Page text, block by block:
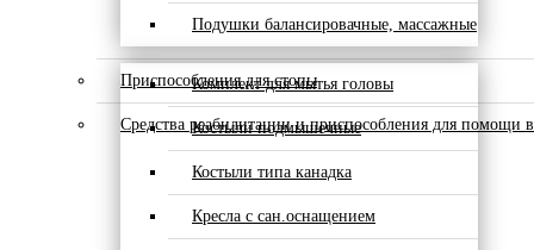
Подушки балансировачные, массажные
Приспособления для стопы
Средства реабилитации и приспособления для помощи
Комплект для мытья головы
Костыли подмышечные
Костыли типа канадка
Кресла с сан.оснащением